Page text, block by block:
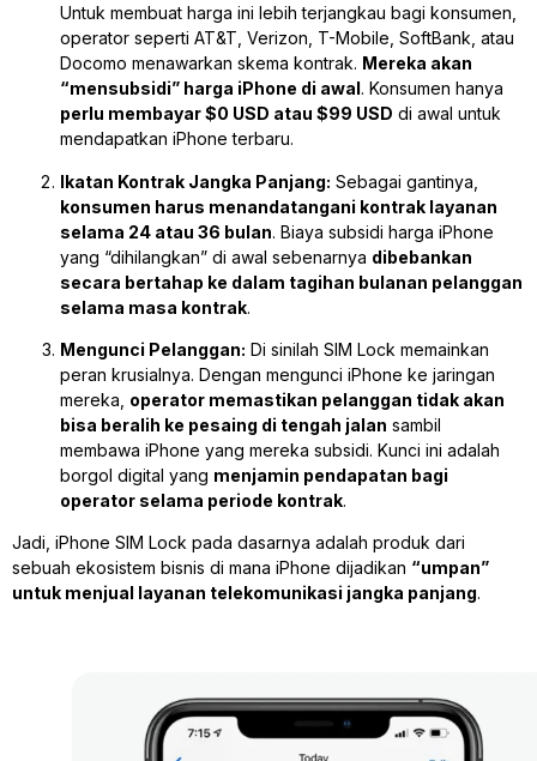
Untuk membuat harga ini lebih terjangkau bagi konsumen,
operator seperti AT&T, Verizon, T-Mobile, SoftBank, atau
Docomo menawarkan skema kontrak. Mereka akan
“mensubsidi” harga iPhone di awal. Konsumen hanya
perlu membayar $0 USD atau $99 USD di awal untuk
mendapatkan iPhone terbaru.
Ikatan Kontrak Jangka Panjang: Sebagai gantinya,
konsumen harus menandatangani kontrak layanan
selama 24 atau 36 bulan. Biaya subsidi harga iPhone
yang “dihilangkan” di awal sebenarnya dibebankan
secara bertahap ke dalam tagihan bulanan pelanggan
selama masa kontrak.
Mengunci Pelanggan: Di sinilah SIM Lock memainkan
peran krusialnya. Dengan mengunci iPhone ke jaringan
mereka, operator memastikan pelanggan tidak akan
bisa beralih ke pesaing di tengah jalan sambil
membawa iPhone yang mereka subsidi. Kunci ini adalah
borgol digital yang menjamin pendapatan bagi
operator selama periode kontrak.
Jadi, iPhone SIM Lock pada dasarnya adalah produk dari
sebuah ekosistem bisnis di mana iPhone dijadikan “umpan”
untuk menjual layanan telekomunikasi jangka panjang.